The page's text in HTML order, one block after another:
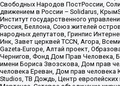
Свободных Народов ПостРоссии,
движением в России – Solidarus,
Институт государственного
Россия, Беллона, Союз жителей
народных депутатов, Гринпис
Инк, Завет церквей TCCN, Агора,
Gazeta-Europe, Алтай проект,
Чернигов, Фонд Дом Прав Человека,
имени Бориса Звозскова, Дом прав
человека Ереван, Дом прав человека
Studios, ТВ Дождь, Центр